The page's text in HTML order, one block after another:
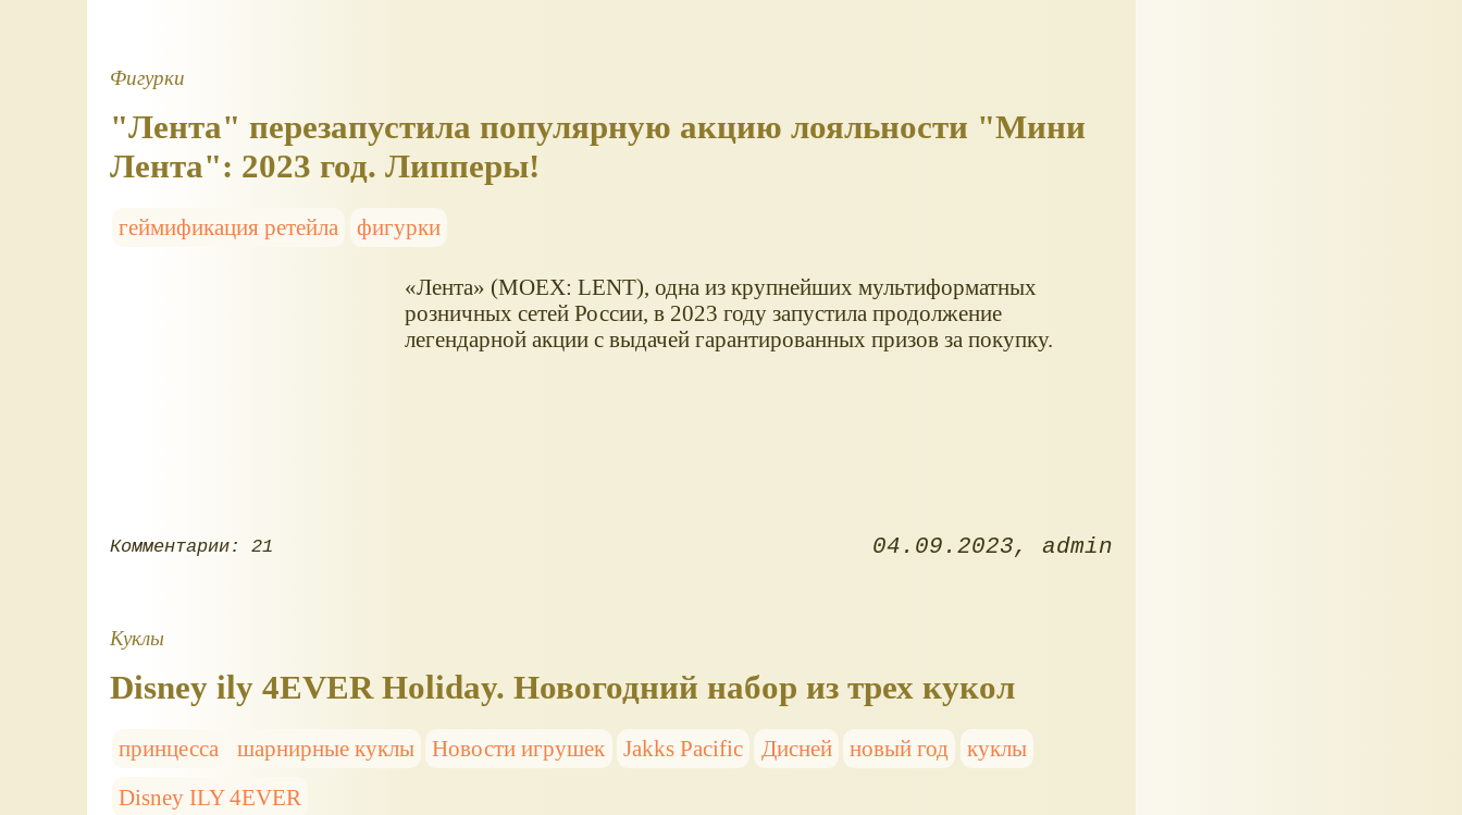
Фигурки
"Лента" перезапустила популярную акцию лояльности "Мини
Лента": 2023 год. Липперы!
геймификация ретейла фигурки
Лента
(MOEX: LENT), одна из крупнейших мультиформатных
розничных сетей России, в 2023 году запустила продолжение
легендарной акции с выдачей гарантированных призов за покупку.
Комментарии: 21 04.09.2023 admin
Куклы
Disney ily 4EVER Holiday. Новогодний набор из трех кукол
принцесса шарнирные куклы Новости игрушек Jakks Pacific Дисней новый год
куклы
Disney ILY 4EVER